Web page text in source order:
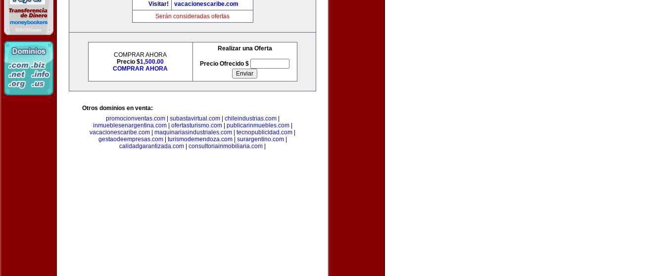
Visitar!
vacacionescaribe.com
Serán consideradas ofertas
COMPRAR AHORA
Precio $1,500.00
COMPRAR AHORA
Realizar una Oferta
Precio Ofrecido $
Otros dominios en venta:
promocionventas.com| subastavirtual.com| chileindustrias.com|
inmueblesenargentina.com| ofertasturismo.com| publicarinmuebles.com|
vacacionescaribe.com
maquinariasindustriales.com tecnopublicidad.com
gestaodeempresas.com| turismodemendoza.com| surargentino.com|
calidadgarantizada.com
consultoriainmobiliaria.com